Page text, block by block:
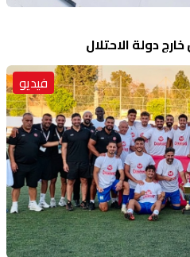
دولة الاحتلال
فيديو